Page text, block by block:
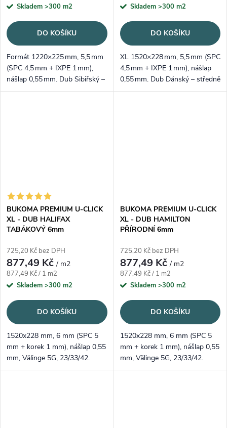
Skladem >300 m2
DO KOŠÍKU
Formát 1220×225 mm, 5,5 mm
(SPC 4,5 mm + IXPE 1 mm),
nášlap 0,55 mm. Dub Sibiřský –
velmi světlý krémový tón, který
Skladem >300 m2
DO KOŠÍKU
XL 1520×228 mm, 5,5 mm (SPC
4,5 mm + IXPE 1 mm), nášlap
0,55 mm. Dub Dánský – středně
světlý šedý tón a čistá kresba
BUKOMA PREMIUM U-CLICK
XL - DUB HALIFAX
TABÁKOVÝ 6mm
725,20 Kč bez DPH
877,49 Kč/ m2
Měrná cena:
877,49 Kč / 1 m2
Skladem >300 m2
DO KOŠÍKU
1520x228 mm, 6 mm (SPC 5
mm + korek 1 mm), nášlap 0,55
mm, Välinge 5G, 23/33/42.
Tabákový tón „Halifax“,
BUKOMA PREMIUM U-CLICK
XL - DUB HAMILTON
PŘÍRODNÍ 6mm
725,20 Kč bez DPH
877,49 Kč/ m2
Měrná cena:
877,49 Kč / 1 m2
Skladem >300 m2
DO KOŠÍKU
1520x228 mm, 6 mm (SPC 5
mm + korek 1 mm), nášlap 0,55
mm, Välinge 5G, 23/33/42.
Vyvážený přírodní odstín